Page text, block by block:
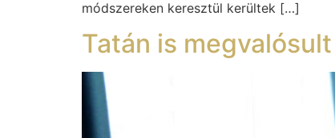
módszereken keresztül kerültek […]
Tatán is